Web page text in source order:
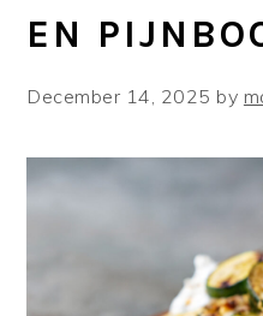
EN
December 14, 2025 by